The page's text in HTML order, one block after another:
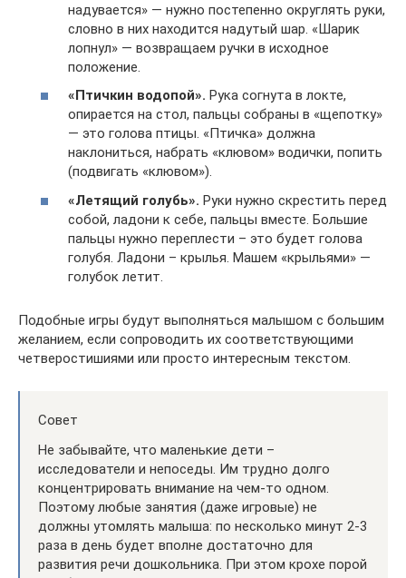
надувается» — нужно постепенно округлять руки,
словно в них находится надутый шар. «Шарик
лопнул» — возвращаем ручки в исходное
положение.
«Птичкин водопой». Рука согнута в локте,
опирается на стол, пальцы собраны в «щепотку»
— это голова птицы. «Птичка» должна
наклониться, набрать «клювом» водички, попить
(подвигать «клювом»).
«Летящий голубь». Руки нужно скрестить перед
собой, ладони к себе, пальцы вместе. Большие
пальцы нужно переплести – это будет голова
голубя. Ладони – крылья. Машем «крыльями» —
голубок летит.
Подобные игры будут выполняться малышом с большим
желанием, если сопроводить их соответствующими
четверостишиями или просто интересным текстом.
Совет
Не забывайте, что маленькие дети –
исследователи и непоседы. Им трудно долго
концентрировать внимание на чем-то одном.
Поэтому любые занятия (даже игровые) не
должны утомлять малыша: по несколько минут 2-3
раза в день будет вполне достаточно для
развития речи дошкольника. При этом крохе порой